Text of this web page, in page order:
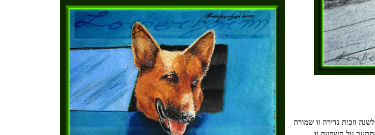
למשל הבאנר הזוהר בעיתון כלכלי מכובד מעביר אותי להשקעה שתניב 12% לשנה וזכות נדירה זו שמורה